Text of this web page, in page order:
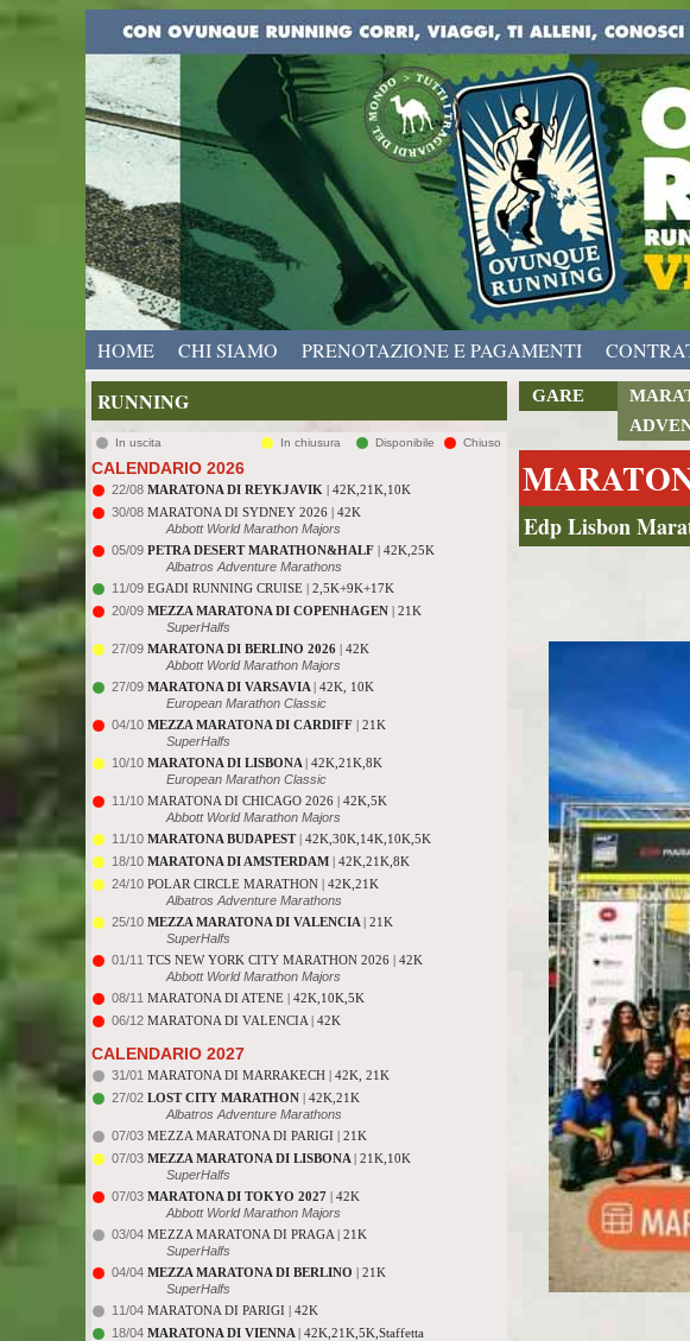
HOME CHI SIAMO PRENOTAZIONE E PAGAMENTI
RUNNING
In uscita In chiusura Disponibile Chiuso
CALENDARIO 2026
22/08 MARATONA DI REYKJAVIK | 42K,21K,10K
30/08 MARATONA DI SYDNEY 2026 | 42K
Abbott World Marathon Majors
05/09 PETRA DESERT MARATHON&HALF | 42K,25K
Albatros Adventure Marathons
11/09 EGADI RUNNING CRUISE | 2,5K+9K+17K
20/09 MEZZA MARATONA DI COPENHAGEN | 21K
SuperHalfs
27/09 MARATONA DI BERLINO 2026 | 42K
Abbott World Marathon Majors
27/09 MARATONA DI VARSAVIA | 42K, 10K
European Marathon Classic
04/10 MEZZA MARATONA DI CARDIFF | 21K
SuperHalfs
10/10 MARATONA DI LISBONA | 42K,21K,8K
European Marathon Classic
11/10 MARATONA DI CHICAGO 2026 | 42K,5K
Abbott World Marathon Majors
11/10 MARATONA BUDAPEST| 42K,30K,14K,10K,5K
18/10 MARATONA DI AMSTERDAM | 42K,21K,8K
24/10 POLAR CIRCLE MARATHON | 42K,21K
Albatros Adventure Marathons
25/10 MEZZA MARATONA DI VALENCIA | 21K
SuperHalfs
01/11 TCS NEW YORK CITY MARATHON 2026 | 42K
Abbott World Marathon Majors
08/11 MARATONA DI ATENE | 42K,10K,5K
06/12 MARATONA DI VALENCIA | 42K
CALENDARIO 2027
31/01 MARATONA DI MARRAKECH | 42K, 21K
27/02 LOST CITY MARATHON | 42K,21K
Albatros Adventure Marathons
07/03 MEZZA MARATONA DI PARIGI | 21K
07/03 MEZZA MARATONA DI LISBONA | 21K,10K
SuperHalfs
07/03 MARATONA DI TOKYO 2027 | 42K
Abbott World Marathon Majors
03/04 MEZZA MARATONA DI PRAGA | 21K
SuperHalfs
04/04 MEZZA MARATONA DI BERLINO | 21K
SuperHalfs
11/04 MARATONA DI PARIGI | 42K
18/04 MARATONA DI VIENNA | 42K,21K,5K,Staffetta
GARE
Edp Lisbon